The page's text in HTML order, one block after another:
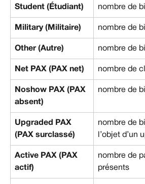
Student (Étudiant) nombre de
Military (Militaire) nombre de
Other (Autre) nombre de
Net PAX (PAX net) nombre de
Noshow PAX (PAX
absent)
nombre de
Upgraded PAX
(PAX surclassé)
nombre de
l’objet d’un
Active PAX (PAX
actif)
nombre de
présents